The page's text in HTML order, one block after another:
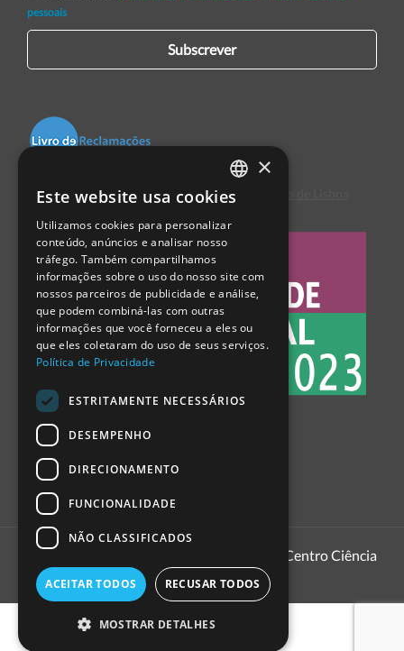
pessoais
Subscrever
Centro de Arbitragem de Conflitos de Consumo de Lisboa
1999 - 2026
Pavilhão do Conhecimento | Centro Ciência
PORTUGUESE
ENGLISH
SPANISH
×
Este website usa cookies
Utilizamos cookies para personalizar
conteúdo, anúncios e analisar nosso
tráfego. Também compartilhamos
informações sobre o uso do nosso site com
nossos parceiros de publicidade e análise,
que podem combiná-las com outras
informações que você forneceu a eles ou
que eles coletaram do uso de seus serviços.
Política de Privacidade
ESTRITAMENTE NECESSÁRIOS
DESEMPENHO
DIRECIONAMENTO
FUNCIONALIDADE
NÃO CLASSIFICADOS
ACEITAR TODOS RECUSAR TODOS
MOSTRAR DETALHES